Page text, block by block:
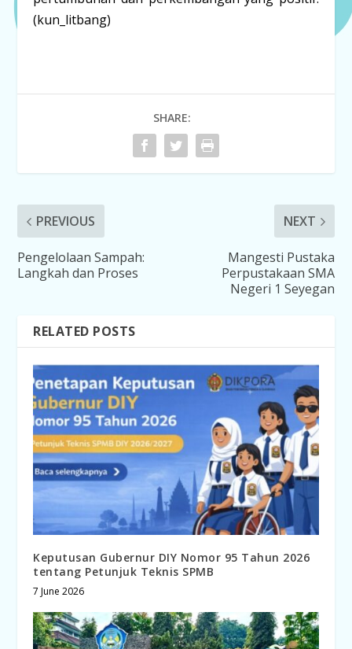
(kun_litbang)
SHARE:
PREVIOUS
Pengelolaan Sampah:
Langkah dan Proses
NEXT
Mangesti Pustaka
Perpustakaan SMA
Negeri 1 Seyegan
RELATED POSTS
Keputusan Gubernur DIY Nomor 95 Tahun 2026
tentang Petunjuk Teknis SPMB
7 June 2026